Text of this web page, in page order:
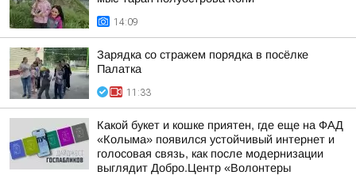
14:09
Зарядка со стражем порядка в посёлке
Палатка
11:33
Какой букет и кошке приятен, где еще на ФАД
«Колыма» появился устойчивый интернет и
голосовая связь, как после модернизации
выглядит Добро.Центр «Волонтеры